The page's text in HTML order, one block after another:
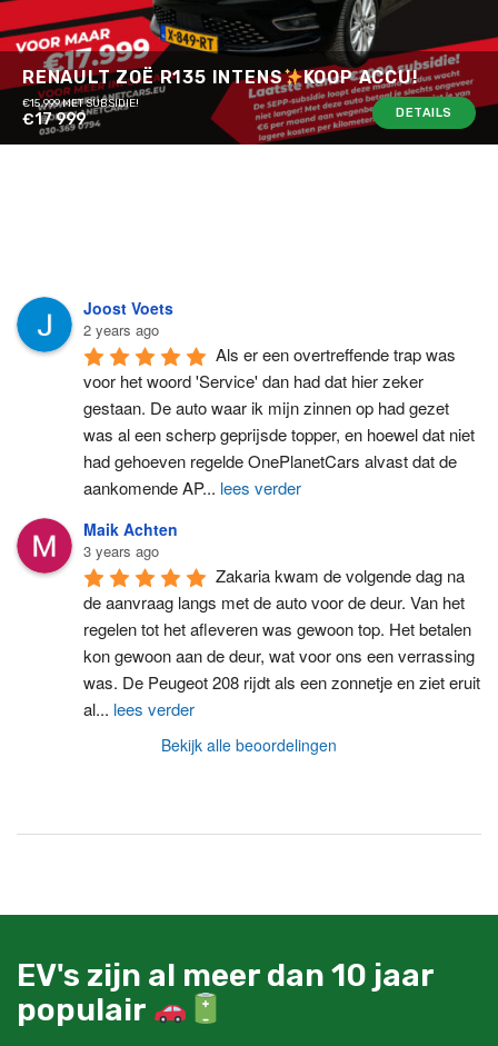
RENAULT ZOË R135 INTENS KOOP ACCU!
€15.999 MET SUBSIDIE!
€17 999 DETAILS
Joost Voets
2 years ago
Als er een overtreffende trap was
voor het woord 'Service' dan had dat hier zeker
gestaan. De auto waar ik mijn zinnen op had gezet
was al een scherp geprijsde topper, en hoewel dat niet
had gehoeven regelde OnePlanetCars alvast dat de
aankomende AP... lees verder
Maik Achten
3 years ago
Zakaria kwam de volgende dag na
de aanvraag langs met de auto voor de deur. Van het
regelen tot het afleveren was gewoon top. Het betalen
kon gewoon aan de deur, wat voor ons een verrassing
was. De Peugeot 208 rijdt als een zonnetje en ziet eruit
al... lees verder
Bekijk alle beoordelingen
EV's zijn al meer dan 10 jaar
populair